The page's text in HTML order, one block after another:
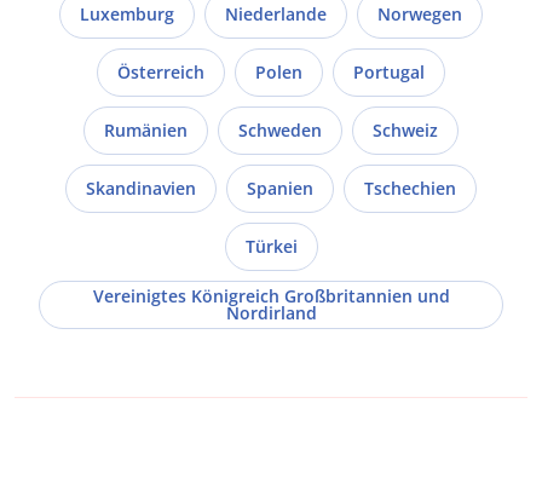
Luxemburg Niederlande Norwegen
Österreich Polen Portugal
Rumänien Schweden Schweiz
Skandinavien Spanien Tschechien
Türkei
Vereinigtes Königreich Großbritannien und
Nordirland